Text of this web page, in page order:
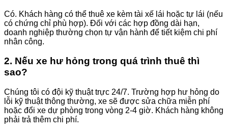
Có. Khách hàng có thể thuê xe kèm tài xế lái hoặc tự lái (nếu
có chứng chỉ phù hợp). Đối với các hợp đồng dài hạn,
doanh nghiệp thường chọn tự vận hành để tiết kiệm chi phí
nhân công.
2. Nếu xe hư hỏng trong quá trình thuê thì
sao?
Chúng tôi có đội kỹ thuật trực 24/7. Trường hợp hư hỏng do
lỗi kỹ thuật thông thường, xe sẽ được sửa chữa miễn phí
hoặc đổi xe dự phòng trong vòng 2-4 giờ. Khách hàng không
phải trả thêm chi phí.